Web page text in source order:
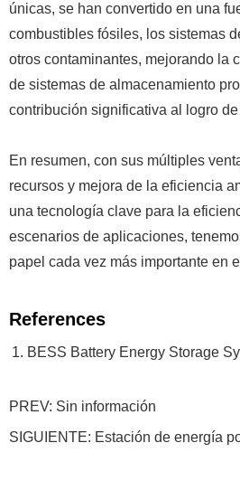
únicas, se han convertido en una
combustibles fósiles, los sistemas
otros contaminantes, mejorando la
de sistemas de almacenamiento
contribución significativa al logro
En resumen, con sus múltiples
recursos y mejora de la eficiencia
una tecnología clave para la
escenarios de aplicaciones,
papel cada vez más importante en
References
BESS Battery Energy Storage
PREV: Sin información
SIGUIENTE: Estación de energía